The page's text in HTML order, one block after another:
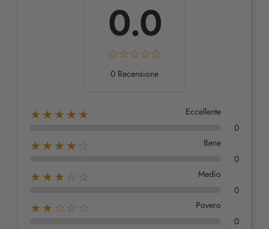
0.0
0 Recensione
★★★★★
Eccellente
0
★★★★☆
Bene
0
★★★☆☆
Medio
0
★★☆☆☆
Povero
0